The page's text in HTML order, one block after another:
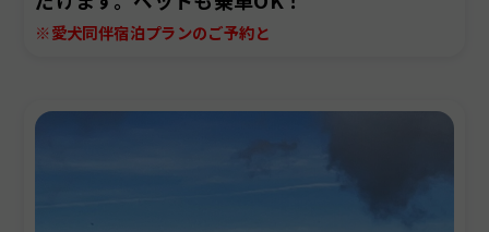
※愛犬同伴宿泊プランのご予約と